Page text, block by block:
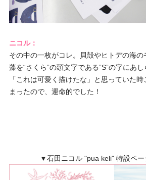
ニコル：
その中の一枚がコレ。貝殻やヒトデの海
藻を“さくら”の頭文字である”S”の字にあし
「これは可愛く描けたな」と思っていた
まったので、運命的でした！
▼石田ニコル "pua keli" 特設ペ